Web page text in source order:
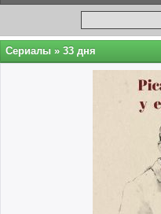
Сериалы » 33 дня